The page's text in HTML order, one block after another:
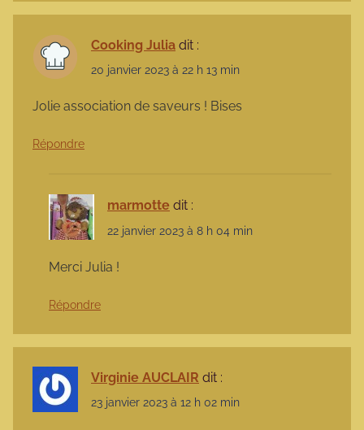
Cooking Julia dit :
20 janvier 2023 à 22 h 13 min
Jolie association de saveurs ! Bises
Répondre
marmotte dit :
22 janvier 2023 à 8 h 04 min
Merci Julia !
Répondre
Virginie AUCLAIR dit :
23 janvier 2023 à 12 h 02 min